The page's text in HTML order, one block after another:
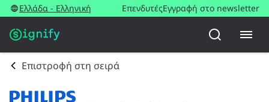
Ελλάδα - Ελληνική ΕπενδυτέςΕγγραφή στο newsletter
Επιστροφή στη σειρά